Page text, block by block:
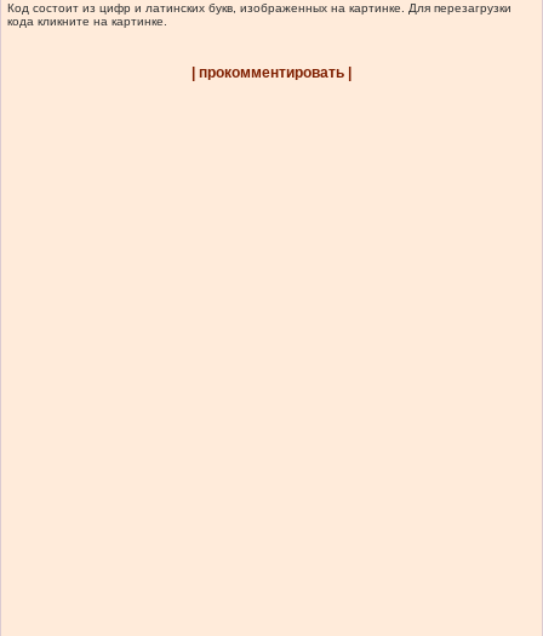
Код состоит из цифр и латинских букв, изображенных на картинке. Для перезагрузки
кода кликните на картинке.
| прокомментировать |